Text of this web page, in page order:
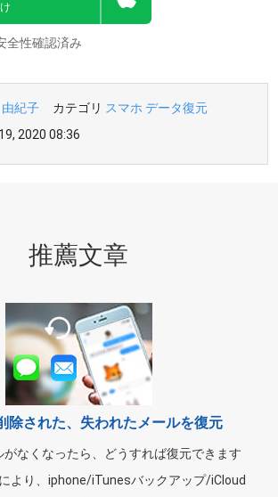
全性確認済み
由紀子 カテゴリ スマホ データ復元
2020 08:36
推薦文章
除された、失われたメールを復元
なくなったら、どうすれば復元できます
より、iphone/iTunesバックアップ/iCloud